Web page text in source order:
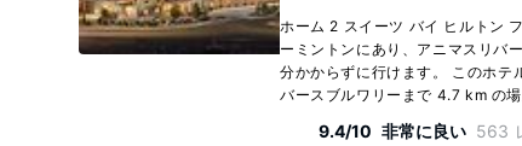
ホーム 2 スイーツ バイ ヒルトン
ーミントンにあり、アニマスリバ
分かからずに行けます。 このホテ
バースブルワリーまで 4.7 km の
9.4/10 非常に良い 563